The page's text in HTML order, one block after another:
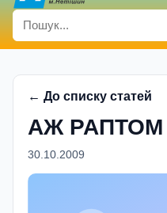
← До списку статей
АЖ
30.10.2009